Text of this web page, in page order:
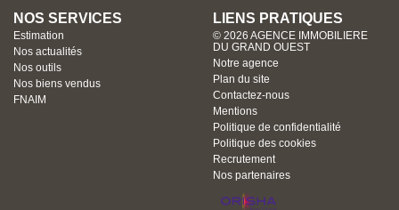
NOS SERVICES
Estimation
Nos actualités
Nos outils
Nos biens vendus
FNAIM
LIENS PRATIQUES
© 2026 AGENCE IMMOBILIERE
DU GRAND OUEST
Notre agence
Plan du site
Contactez-nous
Mentions
Politique de confidentialité
Politique des cookies
Recrutement
Nos partenaires